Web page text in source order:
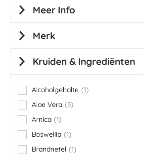
Meer Info
Merk
Kruiden & Ingrediënten
Alcoholgehalte 1
item
Aloe Vera
3
items
Arnica 1
item
Boswellia 1
item
Brandnetel
1
item